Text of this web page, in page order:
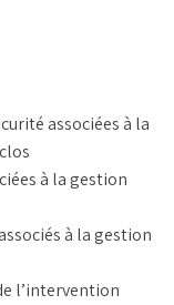
associées à la
à la gestion
à la gestion
l’intervention